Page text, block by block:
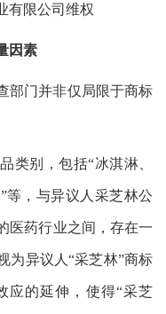
有限公司维权
因素
部门并非仅局限于商标
类别，包括“冰淇淋、
等，与异议人采芝林公
医药行业之间，存在一
为异议人“采芝林”商标
应的延伸，使得“采芝